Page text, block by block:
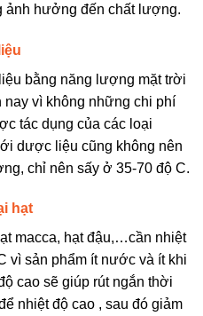
ảnh hưởng đến chất lượng.
bằng năng lượng mặt trời
nay vì không những chi phí
tác dụng của các loại
dược liệu cũng không nên
chỉ nên sấy ở 35-70 độ C.
hạt
macca, hạt đậu,…cần nhiệt
vì sản phẩm ít nước và ít khi
cao sẽ giúp rút ngắn thời
nhiệt độ cao , sau đó giảm